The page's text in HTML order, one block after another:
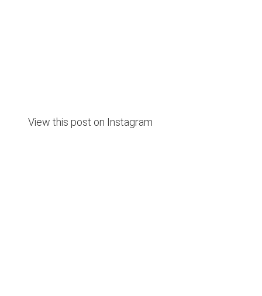
View this post on Instagram